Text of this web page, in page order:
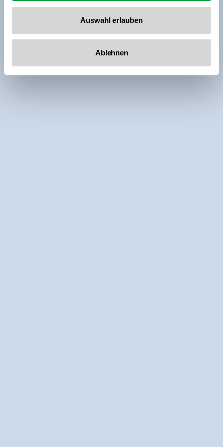
Auswahl erlauben
Ablehnen